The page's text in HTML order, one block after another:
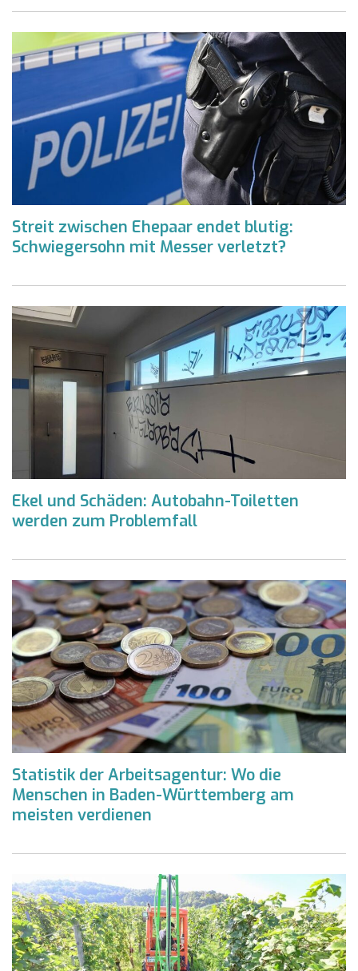
Streit zwischen Ehepaar endet blutig:
Schwiegersohn mit Messer verletzt?
Ekel und Schäden: Autobahn-Toiletten
werden zum Problemfall
Statistik der Arbeitsagentur: Wo die
Menschen in Baden-Württemberg am
meisten verdienen